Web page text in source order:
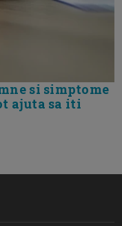
si simptome
ajuta sa iti